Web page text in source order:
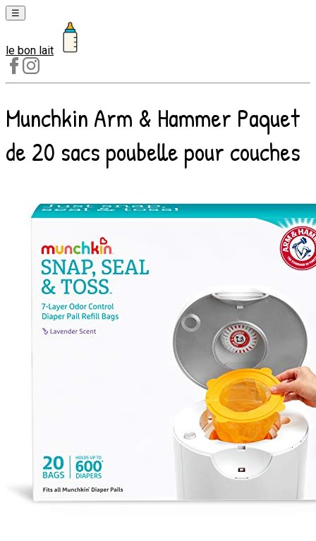
☰
Laits
1er
âge
Laits
2e
âge
croissance
le bon lait
Munchkin Arm & Hammer Paquet
de 20 sacs poubelle pour couches